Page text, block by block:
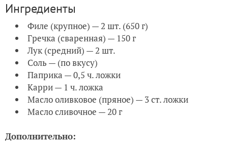
Ингредиенты
Филе (крупное) — 2 шт. (650 г)
Гречка (сваренная) — 150 г
Лук (средний) — 2 шт.
Соль — (по вкусу)
Паприка — 0,5 ч. ложки
Карри — 1 ч. ложка
Масло оливковое (пряное) — 3 ст. ложки
Масло сливочное — 20 г
Дополнительно: